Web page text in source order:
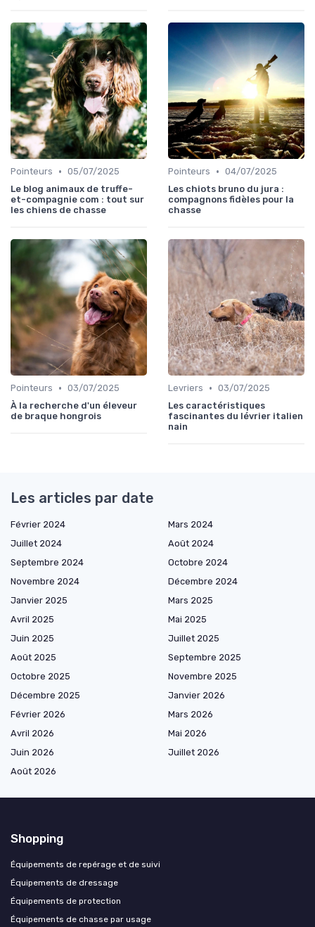
Pointeurs • 05/07/2025
Le blog animaux de truffe-
et-compagnie com : tout sur
les chiens de chasse
Pointeurs • 04/07/2025
Les chiots bruno du jura :
compagnons fidèles pour la
chasse
Pointeurs • 03/07/2025
À la recherche d'un éleveur
de braque hongrois
Levriers • 03/07/2025
Les caractéristiques
fascinantes du lévrier italien
nain
Les articles par date
Février 2024
Mars 2024
Juillet 2024
Août 2024
Septembre 2024
Octobre 2024
Novembre 2024
Décembre 2024
Janvier 2025
Mars 2025
Avril 2025
Mai 2025
Juin 2025
Juillet 2025
Août 2025
Septembre 2025
Octobre 2025
Novembre 2025
Décembre 2025
Janvier 2026
Février 2026
Mars 2026
Avril 2026
Mai 2026
Juin 2026
Juillet 2026
Août 2026
Shopping
Équipements de repérage et de suivi
Équipements de dressage
Équipements de protection
Équipements de chasse par usage